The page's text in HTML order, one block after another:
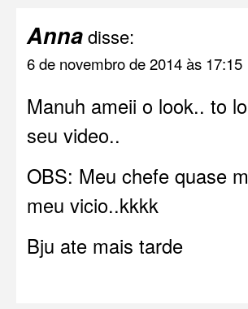
Annadisse:
6 de novembro de 2014 às 17:15
Manuh ameii o look.. to
seu video..
OBS: Meu chefe quase
meu vicio..kkkk
Bju ate mais tarde